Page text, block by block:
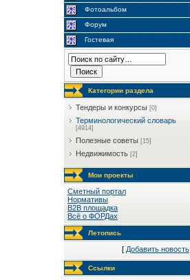
Фотоальбом
Форум
Гостевая
Категории раздела
Тендеры и конкурсы [0]
Терминологический словарь
[4914]
Полезные советы [15]
Недвижимость [2]
Мои проекты
Сметный портал
Нормативы
B2B площадка
Всё о ФОРДах
Летопись
[ Добавить новость
Ссылки